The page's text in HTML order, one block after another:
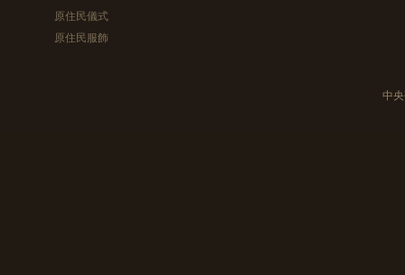
原住民儀式
原住民服飾
中